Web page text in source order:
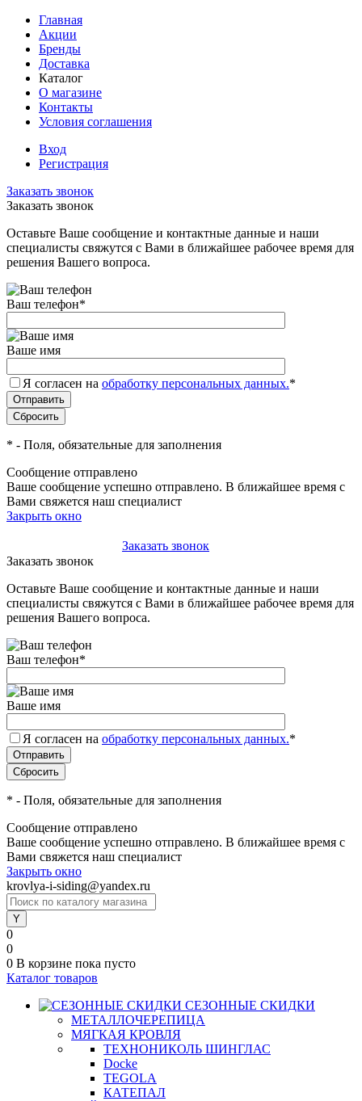
Главная
Акции
Бренды
Доставка
Каталог
О магазине
Контакты
Условия соглашения
Вход
Регистрация
Заказать звонок
Заказать звонок
Оставьте Ваше сообщение и контактные данные и наши
специалисты свяжутся с Вами в ближайшее рабочее время для
решения Вашего вопроса.
Ваш телефон*
Ваше имя
Я согласен на обработку персональных данных.*
* - Поля, обязательные для заполнения
Сообщение отправлено
Ваше сообщение успешно отправлено. В ближайшее время с
Вами свяжется наш специалист
Закрыть окно
Заказать звонок
Заказать звонок
Оставьте Ваше сообщение и контактные данные и наши
специалисты свяжутся с Вами в ближайшее рабочее время для
решения Вашего вопроса.
Ваш телефон*
Ваше имя
Я согласен на обработку персональных данных.*
* - Поля, обязательные для заполнения
Сообщение отправлено
Ваше сообщение успешно отправлено. В ближайшее время с
Вами свяжется наш специалист
Закрыть окно
krovlya-i-siding@yandex.ru
0
0
0 В корзине пока пусто
Каталог товаров
СЕЗОННЫЕ СКИДКИ
МЕТАЛЛОЧЕРЕПИЦА
МЯГКАЯ КРОВЛЯ
ТЕХНОНИКОЛЬ ШИНГЛАС
Docke
TEGOLA
КАТЕПАЛ